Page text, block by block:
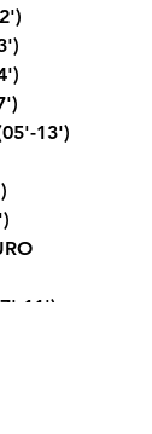
13')
11')